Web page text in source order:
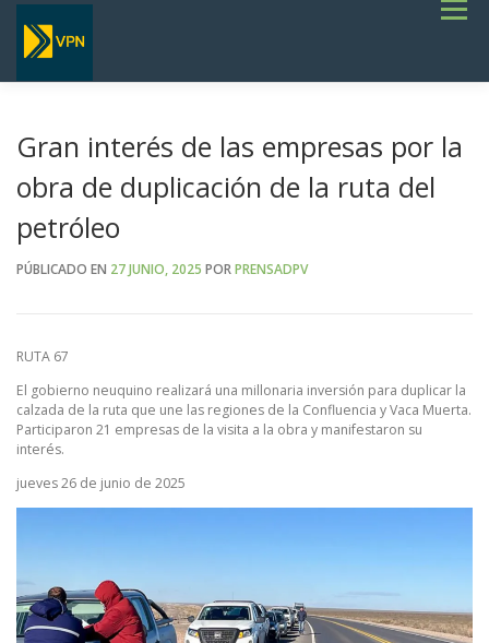
Saltar
contenido
Menú
SERVICIOS
GALERÍA
TERMINOS DE REFERENCIA GENERALES- OBRAS VIALES
Gran interés de las empresas por la
obra de duplicación de la ruta del
petróleo
PÚBLICADO EN 27 JUNIO, 2025 PORPRENSADPV
RUTA 67
El gobierno neuquino realizará una millonaria inversión para duplicar la
calzada de la ruta que une las regiones de la Confluencia y Vaca Muerta.
Participaron 21 empresas de la visita a la obra y manifestaron su
interés.
jueves 26 de junio de 2025